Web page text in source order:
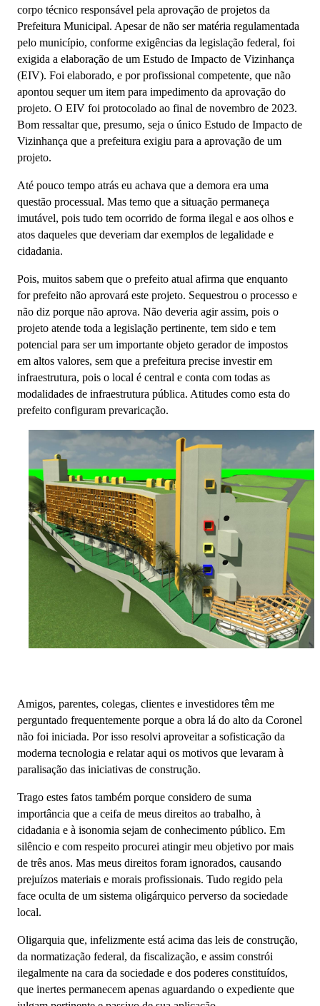
corpo técnico responsável pela aprovação de projetos da
Prefeitura Municipal. Apesar de não ser matéria regulamentada
pelo município, conforme exigências da legislação federal, foi
exigida a elaboração de um Estudo de Impacto de Vizinhança
(EIV). Foi elaborado, e por profissional competente, que não
apontou sequer um item para impedimento da aprovação do
projeto. O EIV foi protocolado ao final de novembro de 2023.
Bom ressaltar que, presumo, seja o único Estudo de Impacto de
Vizinhança que a prefeitura exigiu para a aprovação de um
projeto.
Até pouco tempo atrás eu achava que a demora era uma
questão processual. Mas temo que a situação permaneça
imutável, pois tudo tem ocorrido de forma ilegal e aos olhos e
atos daqueles que deveriam dar exemplos de legalidade e
cidadania.
Pois, muitos sabem que o prefeito atual afirma que enquanto
for prefeito não aprovará este projeto. Sequestrou o processo e
não diz porque não aprova. Não deveria agir assim, pois o
projeto atende toda a legislação pertinente, tem sido e tem
potencial para ser um importante objeto gerador de impostos
em altos valores, sem que a prefeitura precise investir em
infraestrutura, pois o local é central e conta com todas as
modalidades de infraestrutura pública. Atitudes como esta do
prefeito configuram prevaricação.
Amigos, parentes, colegas, clientes e investidores têm me
perguntado frequentemente porque a obra lá do alto da Coronel
não foi iniciada. Por isso resolvi aproveitar a sofisticação da
moderna tecnologia e relatar aqui os motivos que levaram à
paralisação das iniciativas de construção.
Trago estes fatos também porque considero de suma
importância que a ceifa de meus direitos ao trabalho, à
cidadania e à isonomia sejam de conhecimento público. Em
silêncio e com respeito procurei atingir meu objetivo por mais
de três anos. Mas meus direitos foram ignorados, causando
prejuízos materiais e morais profissionais. Tudo regido pela
face oculta de um sistema oligárquico perverso da sociedade
local.
Oligarquia que, infelizmente está acima das leis de construção,
da normatização federal, da fiscalização, e assim constrói
ilegalmente na cara da sociedade e dos poderes constituídos,
que inertes permanecem apenas aguardando o expediente que